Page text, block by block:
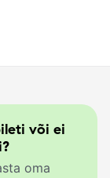
või ei
oma